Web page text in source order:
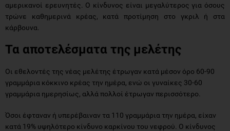
αμερικανοί ερευνητές. Ο κίνδυνος είναι μεγαλύτερος για όσους
τρώνε καθημερινά κρέας, κατά προτίμηση στο γκριλ ή στα
κάρβουνα.
Τα αποτελέσματα της μελέτης
Οι εθελοντές της νέας μελέτης έτρωγαν κατά μέσον όρο 60-90
γραμμάρια κόκκινο κρέας την ημέρα, ενώ οι γυναίκες 30-60
γραμμάρια ημερησίως, αλλά πολλοί έτρωγαν περισσότερο.
Όσοι έφταναν ή υπερέβαιναν τα 110 γραμμάρια την ημέρα, είχαν
κατά 19% υψηλότερο κίνδυνο καρκίνου του νεφρού. Ο κίνδυνος